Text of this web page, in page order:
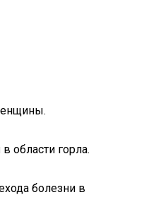
области горла.
болезни в